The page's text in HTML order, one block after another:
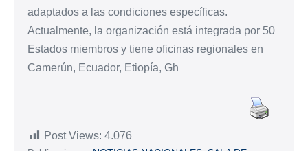
adaptados a las condiciones específicas.
Actualmente, la organización está integrada por 50
Estados miembros y tiene oficinas regionales en
Camerún, Ecuador, Etiopía, Gh
Post Views: 4.076